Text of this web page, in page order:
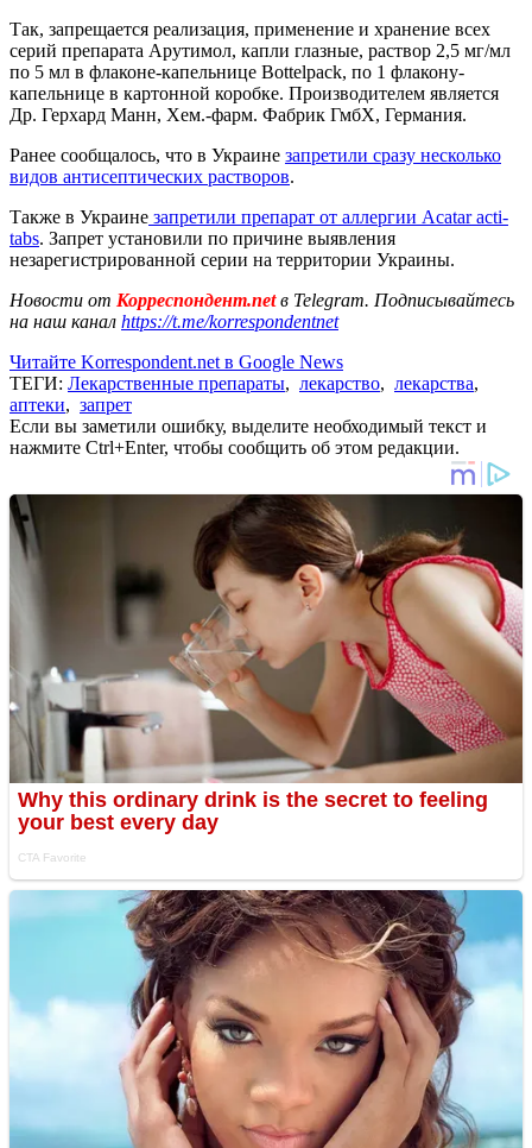
Так, запрещается реализация, применение и хранение всех
серий препарата Арутимол, капли глазные, раствор 2,5 мг/мл
по 5 мл в флаконе-капельнице Bottelpack, по 1 флакону-
капельнице в картонной коробке. Производителем является
Др. Герхард Манн, Хем.-фарм. Фабрик ГмбХ, Германия.
Ранее сообщалось, что в Украине запретили сразу несколько
видов антисептических растворов.
Также в Украине запретили препарат от аллергии Acatar acti-
tabs. Запрет установили по причине выявления
незарегистрированной серии на территории Украины.
Новости от Корреспондент.netв Telegram. Подписывайтесь
на наш канал https://t.me/korrespondentnet
Читайте Korrespondent.net в Google News
ТЕГИ: Лекарственные препараты, лекарство, лекарства,
аптеки, запрет
Если вы заметили ошибку, выделите необходимый текст и
нажмите Ctrl+Enter, чтобы сообщить об этом редакции.